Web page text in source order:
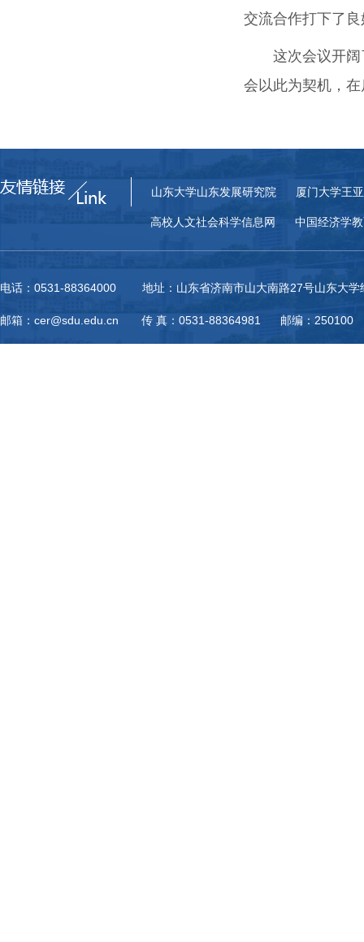
交流合作打下了
这次会议开
会以此为契机，
山东大学山东发展研究院 厦门大学王
高校人文社会科学信息网 中国经济学
电话：0531-88364000 地址：山东省济南市山大南路27号山东大学
邮箱：cer@sdu.edu.cn 传 真：0531-88364981 邮编：250100